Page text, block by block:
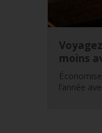
moins
l’année